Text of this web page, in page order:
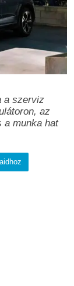
a szerviz
az
a munka hat